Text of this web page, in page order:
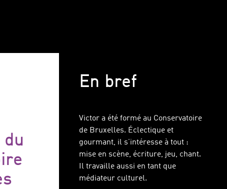
En bref
Victor a été formé au Conservatoire
de Bruxelles. Éclectique et
gourmant, il s’intéresse à tout :
mise en scène, écriture, jeu, chant.
Il travaille aussi en tant que
médiateur culturel.